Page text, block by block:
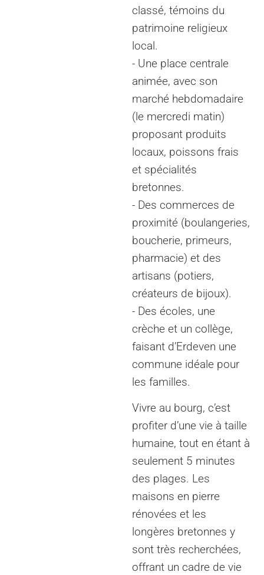
classé, témoins du
patrimoine religieux
local.
- Une place centrale
animée, avec son
marché hebdomadaire
(le mercredi matin)
proposant produits
locaux, poissons frais
et spécialités
bretonnes.
- Des commerces de
proximité (boulangeries,
boucherie, primeurs,
pharmacie) et des
artisans (potiers,
créateurs de bijoux).
- Des écoles, une
crèche et un collège,
faisant d’Erdeven une
commune idéale pour
les familles.
Vivre au bourg, c’est
profiter d’une vie à taille
humaine, tout en étant à
seulement 5 minutes
des plages. Les
maisons en pierre
rénovées et les
longères bretonnes y
sont très recherchées,
offrant un cadre de vie